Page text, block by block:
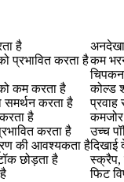
है
प्रभावित करता हैकम
कम करता है
कोल्ड
करता है
प्रवाह
है
कमजोर
करता है
उच्च
की आवश्यकता हैदिखाई
छोड़ता है
स्क्रैप,
फिट